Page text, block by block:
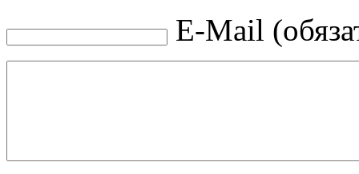
E-Mail